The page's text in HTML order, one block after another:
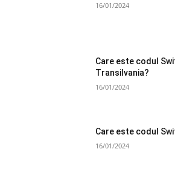
16/01/2024
Care este codul
Transilvania?
16/01/2024
Care este codul
16/01/2024